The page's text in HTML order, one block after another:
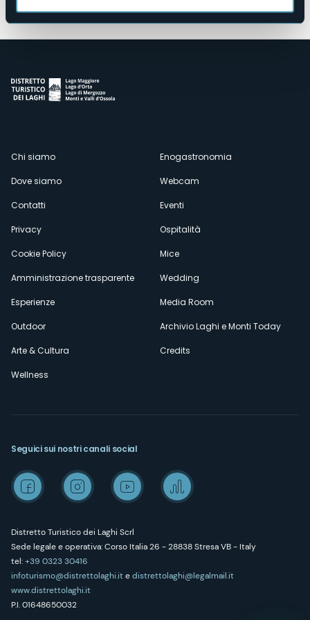
Menù
secondario
Chi siamo
Dove siamo
Contatti
Privacy
Cookie Policy
Amministrazione trasparente
Esperienze
Outdoor
Arte & Cultura
Wellness
Enogastronomia
Webcam
Eventi
Ospitalità
Mice
Wedding
Media Room
Archivio Laghi e Monti Today
Credits
Distretto Turistico dei Laghi Scrl
Sede legale e operativa: Corso Italia 26 - 28838 Stresa VB - Italy
tel:+39 0323 30416
infoturismo@distrettolaghi.itedistrettolaghi@legalmail.it
www.distrettolaghi.it
P.I. 01648650032
Seguici sui nostri canali social